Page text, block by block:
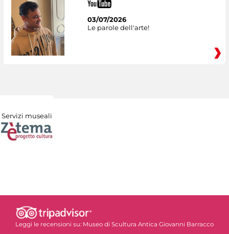
03/07/2026
Le parole dell'arte!
Servizi museali
Leggi le recensioni su: Museo di Scultura Antica Giovanni Barracco